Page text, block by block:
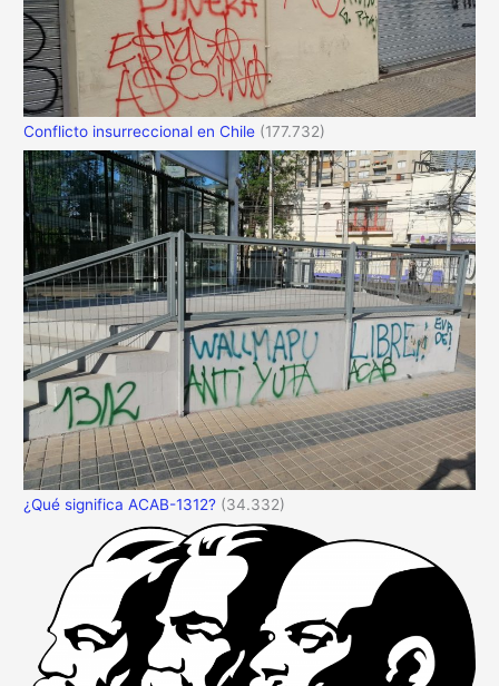
Conflicto insurreccional en Chile (177.732)
¿Qué significa ACAB-1312? (34.332)